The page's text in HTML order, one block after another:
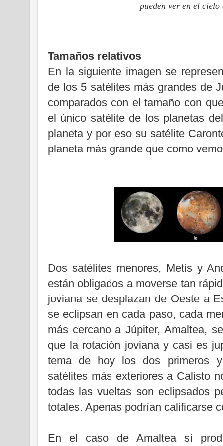
pueden ver en el
Tamaños relativos
En la siguiente imagen se
de los 5 satélites más grandes de
comparados con el tamaño con
el único satélite de los planetas
planeta y por eso su satélite
planeta más grande que como
Dos satélites menores, Metis y
están obligados a moverse tan
joviana se desplazan de Oeste a
se eclipsan en cada paso, cada
más cercano a Júpiter, Amaltea,
que la rotación joviana y casi es
tema de hoy los dos primeros
satélites más exteriores a Calisto
todas las vueltas son eclipsados
totales. Apenas podrían calificarse
En el caso de Amaltea sí